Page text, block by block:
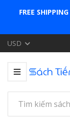
FREE SHIPPING
USD